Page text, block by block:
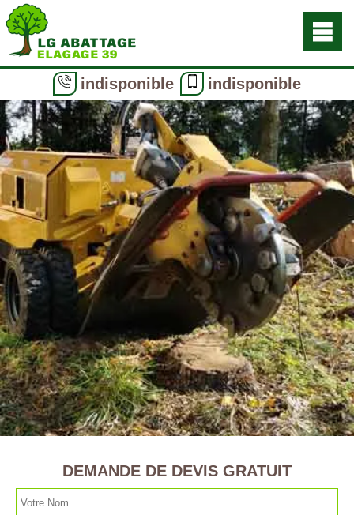
indisponible indisponible
DEMANDE DE DEVIS GRATUIT